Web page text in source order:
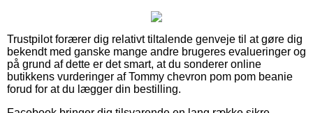
Trustpilot forærer dig relativt tiltalende genveje til at gøre dig
bekendt med ganske mange andre brugeres evalueringer og
på grund af dette er det smart, at du sonderer online
butikkens vurderinger af Tommy chevron pom pom beanie
forud for at du lægger din bestilling.